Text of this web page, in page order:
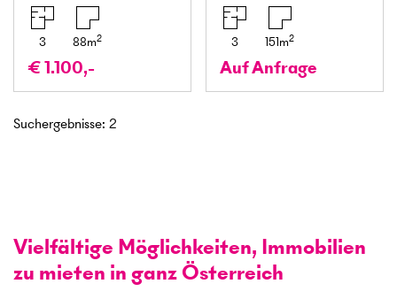
3 88m2
€ 1.100,-
3 151m2
Auf Anfrage
Suchergebnisse: 2
Vielfältige Möglichkeiten, Immobilien
zu mieten in ganz Österreich